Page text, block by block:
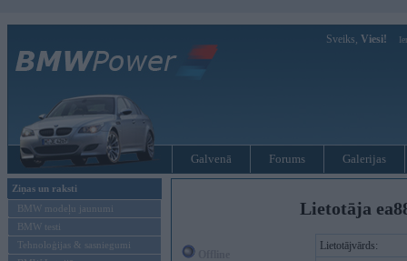
Sveiks, Viesi!
Galvenā Forums Galerijas
Ziņas un raksti
BMW modeļu jaunumi
BMW testi
Tehnoloģijas & sasniegumi
Lietotāja
Lietotājvārds: